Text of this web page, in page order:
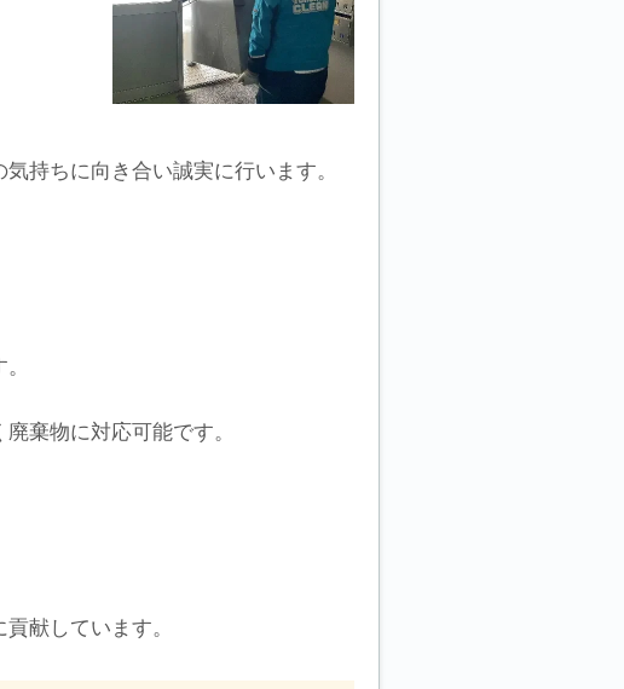
持ちに向き合い誠実に行います。
棄物に対応可能です。
献しています。